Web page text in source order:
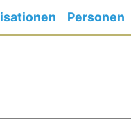
Personen